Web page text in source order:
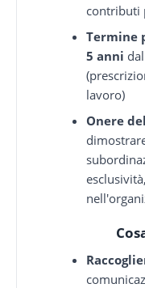
contributi
Termine
5 anni
lavoro)
Onere